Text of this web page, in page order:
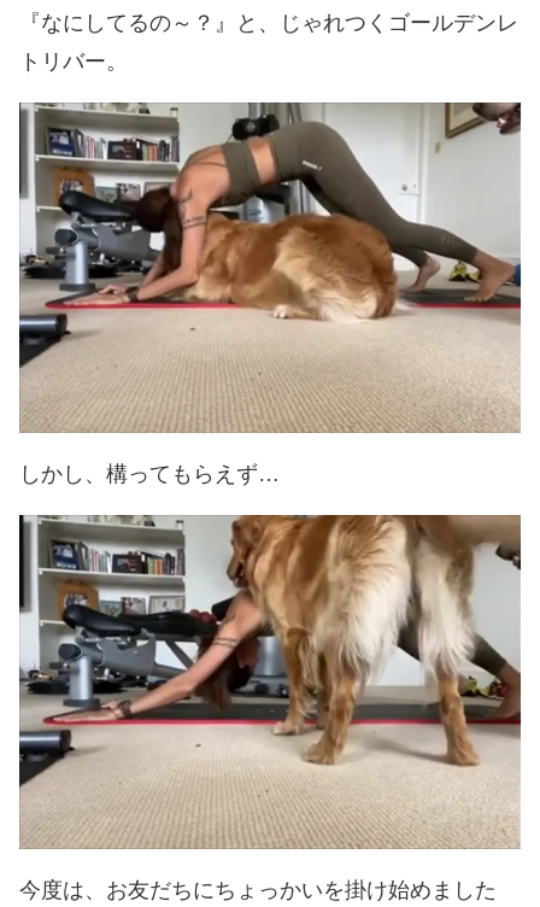
『なにしてるの～？』と、じゃれつくゴールデンレ
トリバー。
しかし、構ってもらえず…
今度は、お友だちにちょっかいを掛け始めました